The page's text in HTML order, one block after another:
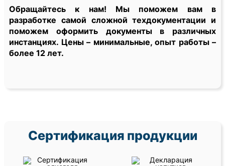
Обращайтесь к нам! Мы поможем вам в
разработке самой сложной техдокументации и
поможем оформить документы в различных
инстанциях. Цены – минимальные, опыт работы –
более 12 лет.
Сертификация продукции